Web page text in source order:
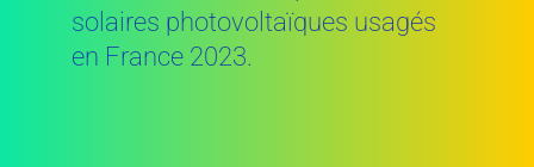
solaires photovoltaïques usagés
en France 2023.